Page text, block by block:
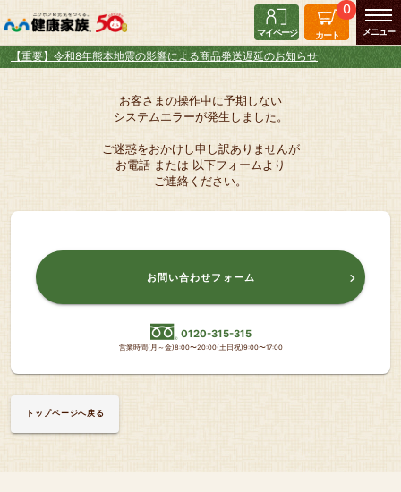
マイページ カート
0
【重要】令和8年熊本地震の影響による商品発送遅延のお知らせ
お客さまの操作中に予期しない
システムエラーが発生しました。
ご迷惑をおかけし申し訳ありませんが
お電話 または 以下フォームより
ご連絡ください。
お問い合わせフォーム
0120-315-315
営業時間(月～金)8:00〜20:00(土日祝)9:00〜17:00
トップページへ戻る